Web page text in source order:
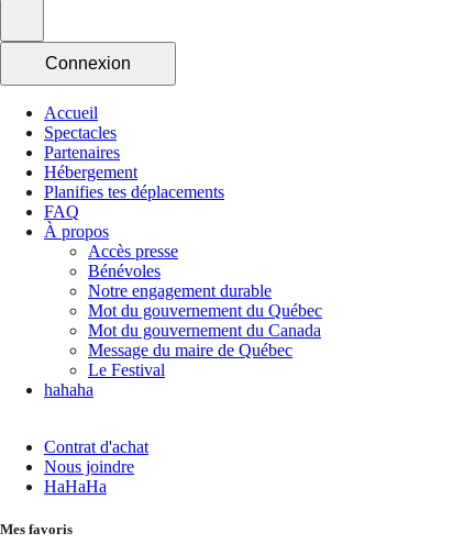
Connexion
Accueil
Spectacles
Partenaires
Hébergement
Planifies tes déplacements
FAQ
À propos
Accès presse
Bénévoles
Notre engagement durable
Mot du gouvernement du Québec
Mot du gouvernement du Canada
Message du maire de Québec
Le Festival
hahaha
Contrat d'achat
Nous joindre
HaHaHa
Mes favoris